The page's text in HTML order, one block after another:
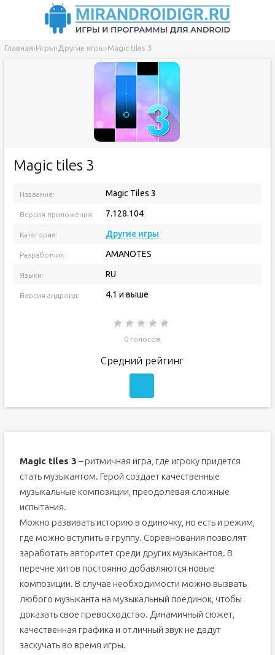
Главная›Игры› Другие игры›Magic tiles 3
Magic tiles 3
Название: Magic Tiles 3
Версия приложения: 7.128.104
Категория: Другие игры
Разработчик: AMANOTES
Языки: RU
Версия андроид: 4.1 и выше
0 голосов
Средний рейтинг
Magic tiles 3 – ритмичная игра, где игроку придется
стать музыкантом. Герой создает качественные
музыкальные композиции, преодолевая сложные
испытания.
Можно развивать историю в одиночку, но есть и режим,
где можно вступить в группу. Соревнования позволят
заработать авторитет среди других музыкантов. В
перечне хитов постоянно добавляются новые
композиции. В случае необходимости можно вызвать
любого музыканта на музыкальный поединок, чтобы
доказать свое превосходство. Динамичный сюжет,
качественная графика и отличный звук не дадут
заскучать во время игры.